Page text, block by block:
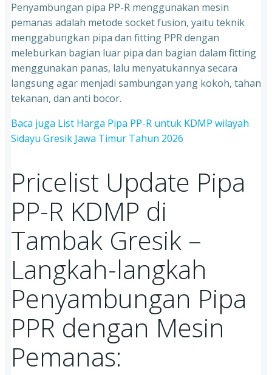
Penyambungan pipa PP-R menggunakan mesin
pemanas adalah metode socket fusion, yaitu teknik
menggabungkan pipa dan fitting PPR dengan
meleburkan bagian luar pipa dan bagian dalam fitting
menggunakan panas, lalu menyatukannya secara
langsung agar menjadi sambungan yang kokoh, tahan
tekanan, dan anti bocor.
Baca juga List Harga Pipa PP-R untuk KDMP wilayah
Sidayu Gresik Jawa Timur Tahun 2026
Pricelist Update Pipa
PP-R KDMP di
Tambak Gresik –
Langkah-langkah
Penyambungan Pipa
PPR dengan Mesin
Pemanas: